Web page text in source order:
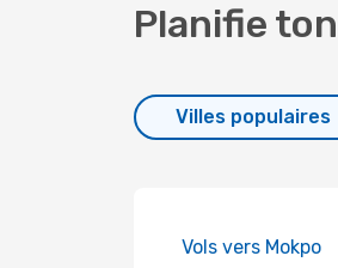
Planifie
Villes populaires
Vols vers Mokpo